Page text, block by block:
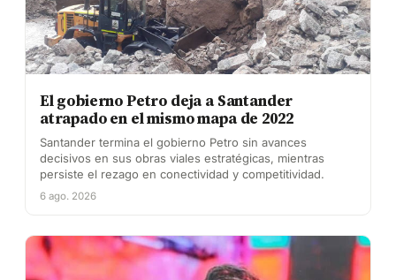
El gobierno Petro deja a Santander
atrapado en el mismo mapa de 2022
Santander termina el gobierno Petro sin avances
decisivos en sus obras viales estratégicas, mientras
persiste el rezago en conectividad y competitividad.
6 ago. 2026